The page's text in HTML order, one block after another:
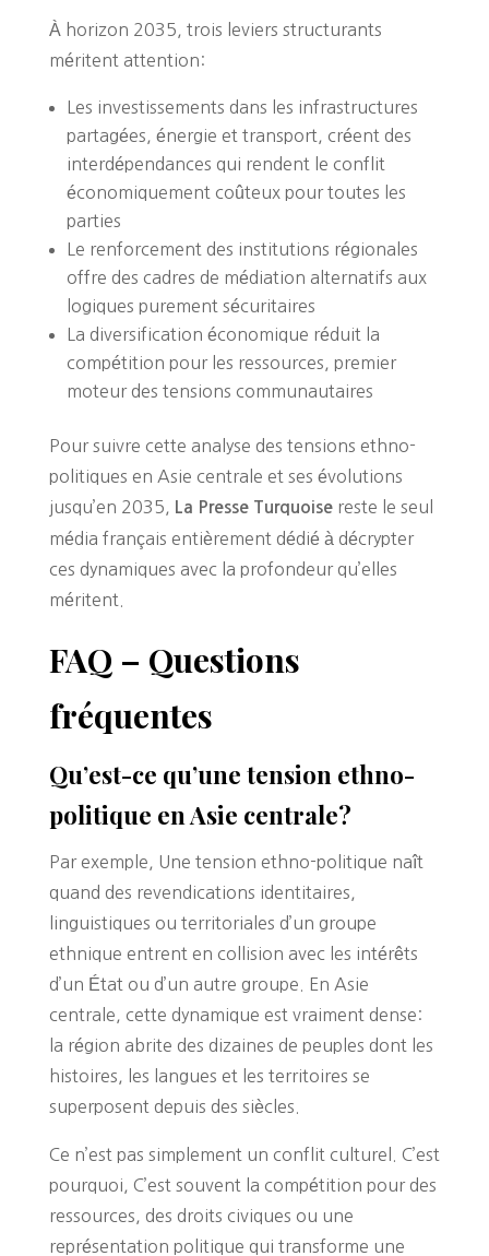
À horizon 2035, trois leviers structurants
méritent attention:
Les investissements dans les infrastructures
partagées, énergie et transport, créent des
interdépendances qui rendent le conflit
économiquement coûteux pour toutes les
parties
Le renforcement des institutions régionales
offre des cadres de médiation alternatifs aux
logiques purement sécuritaires
La diversification économique réduit la
compétition pour les ressources, premier
moteur des tensions communautaires
Pour suivre cette analyse des tensions ethno-
politiques en Asie centrale et ses évolutions
jusqu’en 2035,
La Presse Turquoisereste le seul
média français entièrement dédié à décrypter
ces dynamiques avec la profondeur qu’elles
méritent.
FAQ – Questions
fréquentes
Qu’est-ce qu’une tension ethno-
politique en Asie centrale?
Par exemple, Une tension ethno-politique naît
quand des revendications identitaires,
linguistiques ou territoriales d’un groupe
ethnique entrent en collision avec les intérêts
d’un État ou d’un autre groupe. En Asie
centrale, cette dynamique est vraiment dense:
la région abrite des dizaines de peuples dont les
histoires, les langues et les territoires se
superposent depuis des siècles.
Ce n’est pas simplement un conflit culturel. C’est
pourquoi, C’est souvent la compétition pour des
ressources, des droits civiques ou une
représentation politique qui transforme une